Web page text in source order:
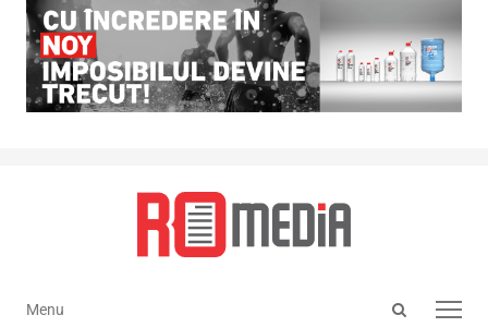
Open
Menu
Menu